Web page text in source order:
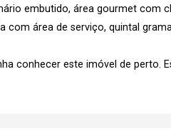
embutido, área gourmet com
com área de serviço, quintal
conhecer este imóvel de perto.